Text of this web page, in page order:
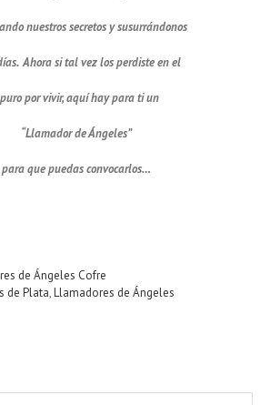
nuestros secretos y susurrándonos
Ahora si tal vez los perdiste en el
por vivir, aquí hay para ti un
“Llamador de Ángeles”
para que puedas convocarlos…
de Ángeles Cofre
de Plata,Llamadores de Ángeles